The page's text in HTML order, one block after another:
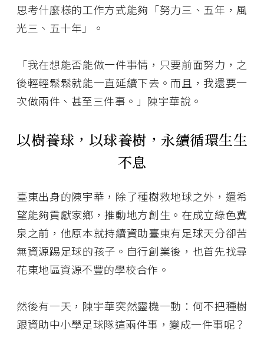
思考什麼樣的工作方式能夠「努力三、五年，風
光三、五十年」。
「我在想能否能做一件事情，只要前面努力，之
後輕輕鬆鬆就能一直延續下去。而且，我還要一
次做兩件、甚至三件事。」陳宇華說。
以樹養球，以球養樹，永續循環生生
不息
臺東出身的陳宇華，除了種樹救地球之外，還希
望能夠貢獻家鄉，推動地方創生。在成立綠色冀
泉之前，他原本就持續資助臺東有足球天分卻苦
無資源踢足球的孩子。自行創業後，也首先找尋
花東地區資源不豐的學校合作。
然後有一天，陳宇華突然靈機一動：何不把種樹
跟資助中小學足球隊這兩件事，變成一件事呢？